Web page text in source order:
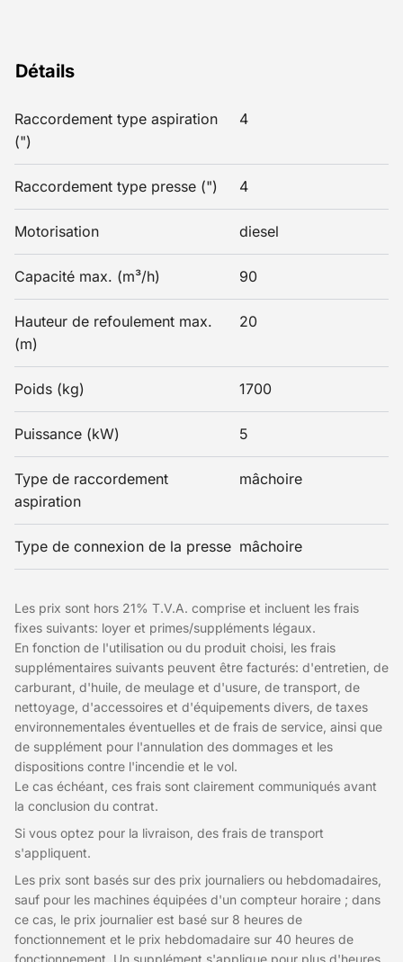
Détails
Raccordement type aspiration
(")
4
Raccordement type presse (") 4
Motorisation diesel
Capacité max. (m³/h) 90
Hauteur de refoulement max.
(m)
20
Poids (kg) 1700
Puissance (kW) 5
Type de raccordement
aspiration
mâchoire
Type de connexion de la presse mâchoire
Les prix sont hors 21% T.V.A. comprise et incluent les frais
fixes suivants: loyer et primes/suppléments légaux.
En fonction de l'utilisation ou du produit choisi, les frais
supplémentaires suivants peuvent être facturés: d'entretien, de
carburant, d'huile, de meulage et d'usure, de transport, de
nettoyage, d'accessoires et d'équipements divers, de taxes
environnementales éventuelles et de frais de service, ainsi que
de supplément pour l'annulation des dommages et les
dispositions contre l'incendie et le vol.
Le cas échéant, ces frais sont clairement communiqués avant
la conclusion du contrat.
Si vous optez pour la livraison, des frais de transport
s'appliquent.
Les prix sont basés sur des prix journaliers ou hebdomadaires,
sauf pour les machines équipées d'un compteur horaire ; dans
ce cas, le prix journalier est basé sur 8 heures de
fonctionnement et le prix hebdomadaire sur 40 heures de
fonctionnement. Un supplément s'applique pour plus d'heures